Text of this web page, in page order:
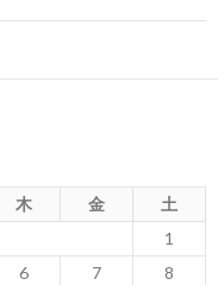
木 金 土
1
6 7
8